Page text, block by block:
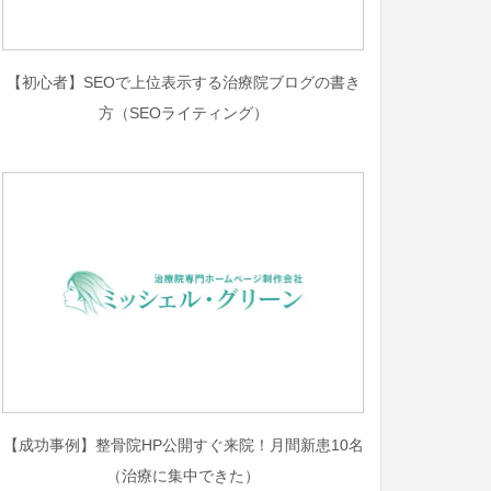
【初心者】SEOで上位表示する治療院ブログの書き
方（SEOライティング）
【成功事例】整骨院HP公開すぐ来院！月間新患10名
（治療に集中できた）